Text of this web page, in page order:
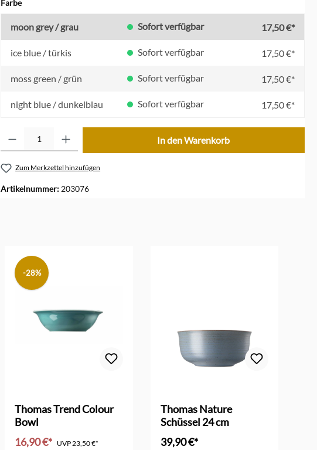
Farbeauswählen
moon grey / grau Sofort verfügbar 17,50 €*
ice blue / türkis Sofort verfügbar 17,50 €*
moss green / grün Sofort verfügbar 17,50 €*
night blue / dunkelblau Sofort verfügbar 17,50 €*
In den Warenkorb
Zum Merkzettel hinzufügen
Artikelnummer: 203076
-28%
Thomas Trend Colour
Bowl
16,90 €* UVP23,50 €*
Thomas Nature
Schüssel 24 cm
39,90 €*